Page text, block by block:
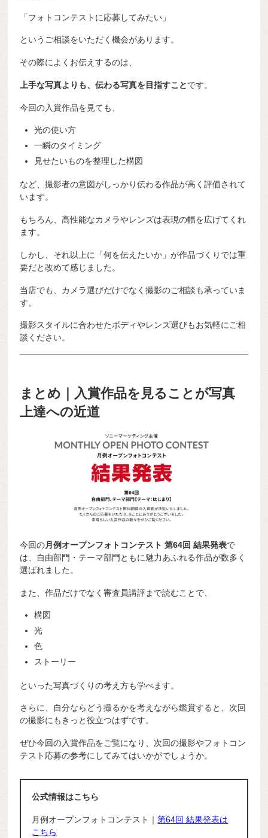
「フォトコンテストに応募してみたい」
というご相談をいただく機会があります。
その際によくお伝えするのは、
上手な写真よりも、伝わる写真を目指すことです。
今回の入賞作品を見ても、
光の使い方
一瞬のタイミング
見せたいものを整理した構図
など、撮影者の意図がしっかり伝わる作品が高く評価されて
います。
もちろん、高性能なカメラやレンズは表現の幅を広げてくれ
ます。
しかし、それ以上に「何を伝えたいか」が作品づくりでは重
要だと改めて感じました。
当店でも、カメラ選びだけでなく撮影のご相談も承っていま
す。
撮影スタイルに合わせたボディやレンズ選びもお気軽にご相
談ください。
まとめ｜入賞作品を見ることが写真
上達への近道
今回の月例オープンフォトコンテスト 第64回 結果発表で
は、自由部門・テーマ部門ともに魅力あふれる作品が数多く
選ばれました。
また、作品だけでなく審査員講評まで読むことで、
構図
光
色
ストーリー
といった写真づくりの考え方も学べます。
さらに、自分ならどう撮るかを考えながら鑑賞すると、次回
の撮影にもきっと役立つはずです。
ぜひ今回の入賞作品をご覧になり、次回の撮影やフォトコン
テスト応募の参考にしてみてはいかがでしょうか。
公式情報はこちら
月例オープンフォトコンテスト｜第64回 結果発表は
こちら